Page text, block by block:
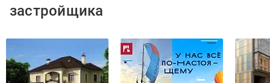
застройщика